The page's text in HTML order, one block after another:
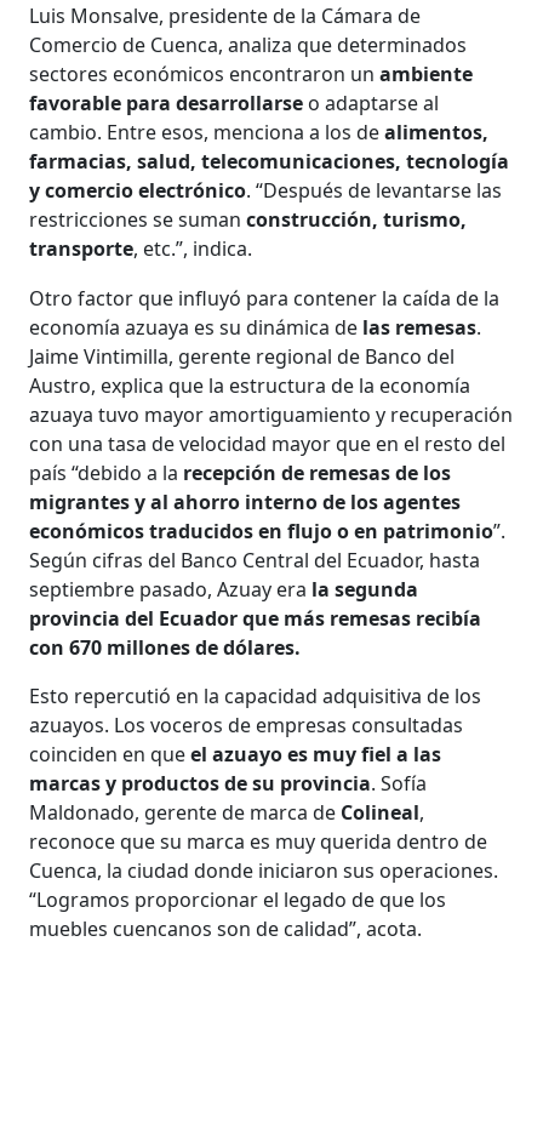
Luis Monsalve, presidente de la Cámara de
Comercio de Cuenca, analiza que determinados
sectores económicos encontraron unambiente
favorable para desarrollarse o adaptarse al
cambio. Entre esos, menciona a los dealimentos,
farmacias, salud, telecomunicaciones, tecnología
y comercio electrónico. “Después de levantarse las
restricciones se sumanconstrucción, turismo,
transporte, etc.”, indica.
Otro factor que influyó para contener la caída de la
economía azuaya es su dinámica de las remesas.
Jaime Vintimilla, gerente regional de Banco del
Austro, explica que la estructura de la economía
azuaya tuvo mayor amortiguamiento y recuperación
con una tasa de velocidad mayor que en el resto del
país “debido a la recepción de remesas de los
migrantes y al ahorro interno de los agentes
económicos traducidos en flujo o en patrimonio”.
Según cifras del Banco Central del Ecuador, hasta
septiembre pasado, Azuay era la segunda
provincia del Ecuador que más remesas recibía
con 670 millones de dólares.
Esto repercutió en la capacidad adquisitiva de los
azuayos. Los voceros de empresas consultadas
coinciden en queel azuayo es muy fiel a las
marcas y productos de su provincia. Sofía
Maldonado, gerente de marca de Colineal,
reconoce que su marca es muy querida dentro de
Cuenca, la ciudad donde iniciaron sus operaciones.
“Logramos proporcionar el legado de que los
muebles cuencanos son de calidad”, acota.